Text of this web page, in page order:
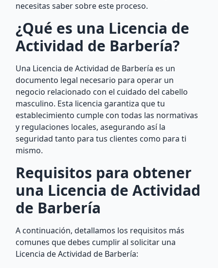
necesitas saber sobre este proceso.
¿Qué es una Licencia de
Actividad de Barbería?
Una Licencia de Actividad de Barbería es un
documento legal necesario para operar un
negocio relacionado con el cuidado del cabello
masculino. Esta licencia garantiza que tu
establecimiento cumple con todas las normativas
y regulaciones locales, asegurando así la
seguridad tanto para tus clientes como para ti
mismo.
Requisitos para obtener
una Licencia de Actividad
de Barbería
A continuación, detallamos los requisitos más
comunes que debes cumplir al solicitar una
Licencia de Actividad de Barbería: